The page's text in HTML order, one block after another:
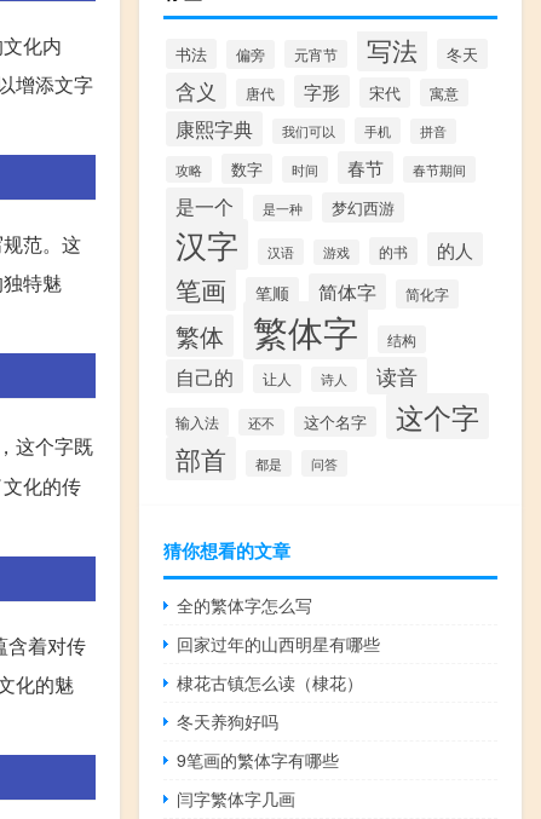
化内
增添文字
范。这
特魅
这个字既
化的传
含着对传
化的魅
书法 偏旁 元宵节 写法 冬天
含义 唐代 字形 宋代 寓意
康熙字典 我们可以 手机 拼音
攻略 数字 时间 春节 春节期间
是一个 是一种 梦幻西游
汉字 汉语 游戏 的书 的人
笔画 笔顺 简体字 简化字
繁体 繁体字 结构
自己的 让人 诗人 读音
输入法 还不 这个名字 这个字
部首 都是 问答
猜你想看的文章
全的繁体字怎么写
回家过年的山西明星有哪些
棣花古镇怎么读（棣花）
冬天养狗好吗
9笔画的繁体字有哪些
闫字繁体字几画